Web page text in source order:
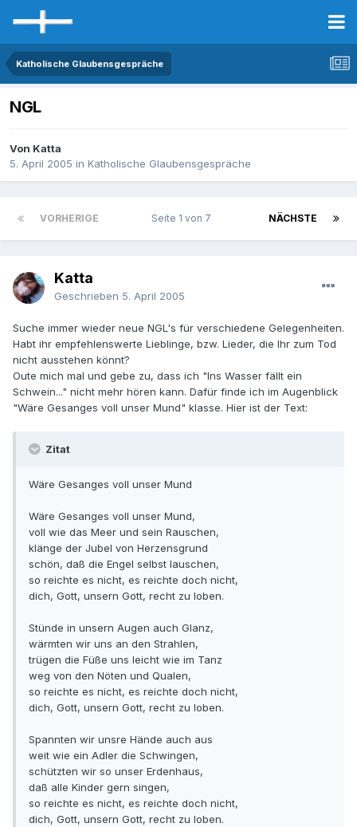
Katholische Glaubensgespräche
NGL
Von Katta
5. April 2005 in Katholische Glaubensgespräche
VORHERIGE NÄCHSTE
Seite 1 von 7
Katta
Geschrieben 5. April 2005
Suche immer wieder neue NGL's für verschiedene Gelegenheiten.
Habt ihr empfehlenswerte Lieblinge, bzw. Lieder, die Ihr zum Tod
nicht ausstehen könnt?
Oute mich mal und gebe zu, dass ich "Ins Wasser fällt ein
Schwein..." nicht mehr hören kann. Dafür finde ich im Augenblick
"Wäre Gesanges voll unser Mund" klasse. Hier ist der Text:
Zitat
Wäre Gesanges voll unser Mund
Wäre Gesanges voll unser Mund,
voll wie das Meer und sein Rauschen,
klänge der Jubel von Herzensgrund
schön, daß die Engel selbst lauschen,
so reichte es nicht, es reichte doch nicht,
dich, Gott, unsern Gott, recht zu loben.
Stünde in unsern Augen auch Glanz,
wärmten wir uns an den Strahlen,
trügen die Füße uns leicht wie im Tanz
weg von den Nöten und Qualen,
so reichte es nicht, es reichte doch nicht,
dich, Gott, unsern Gott, recht zu loben.
Spannten wir unsre Hände auch aus
weit wie ein Adler die Schwingen,
schützten wir so unser Erdenhaus,
daß alle Kinder gern singen,
so reichte es nicht, es reichte doch nicht,
dich, Gott, unsern Gott, recht zu loben.